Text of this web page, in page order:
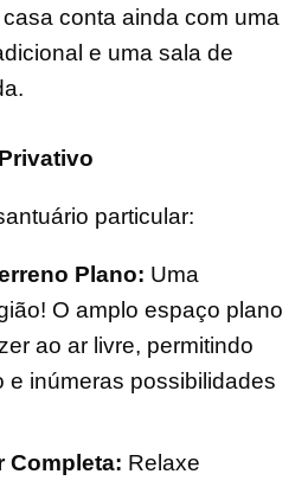
conta ainda com uma
e uma sala de
particular:
Plano: Uma
O amplo espaço plano
ao ar livre, permitindo
e inúmeras possibilidades
Completa: Relaxe